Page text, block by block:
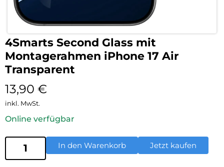
4Smarts Second Glass mit
Montagerahmen iPhone 17 Air
Transparent
13,90 €
inkl. MwSt.
Online verfügbar
In den Warenkorb Jetzt kaufen